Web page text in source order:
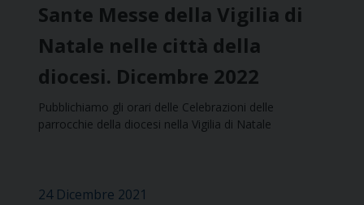
Sante Messe della Vigilia di
Natale nelle città della
diocesi. Dicembre 2022
Pubblichiamo gli orari delle Celebrazioni delle
parrocchie della diocesi nella Vigilia di Natale
24 Dicembre 2021